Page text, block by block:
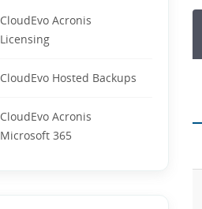
CloudEvo Acronis
Licensing
CloudEvo Hosted Backups
CloudEvo Acronis
Microsoft 365